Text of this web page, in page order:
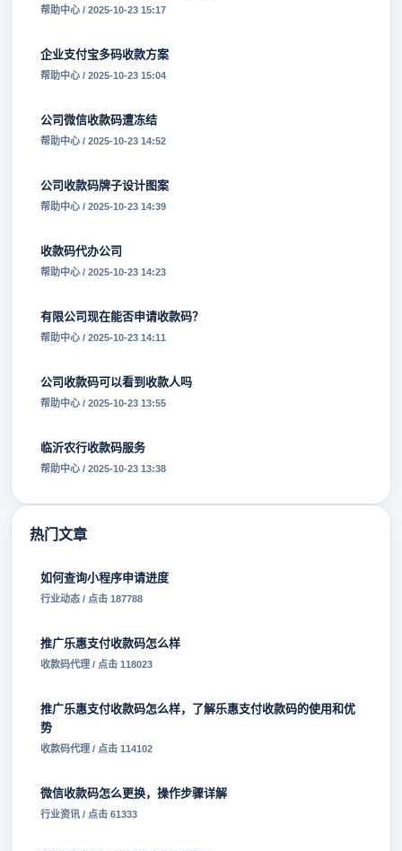
帮助中心 / 2025-10-23 15:17
企业支付宝多码收款方案
帮助中心 / 2025-10-23 15:04
公司微信收款码遭冻结
帮助中心 / 2025-10-23 14:52
公司收款码牌子设计图案
帮助中心 / 2025-10-23 14:39
收款码代办公司
帮助中心 / 2025-10-23 14:23
有限公司现在能否申请收款码？
帮助中心 / 2025-10-23 14:11
公司收款码可以看到收款人吗
帮助中心 / 2025-10-23 13:55
临沂农行收款码服务
帮助中心 / 2025-10-23 13:38
热门文章
如何查询小程序申请进度
行业动态 / 点击 187788
推广乐惠支付收款码怎么样
收款码代理 / 点击 118023
推广乐惠支付收款码怎么样，了解乐惠支付收款码的使用和优
势
收款码代理 / 点击 114102
微信收款码怎么更换，操作步骤详解
行业资讯 / 点击 61333